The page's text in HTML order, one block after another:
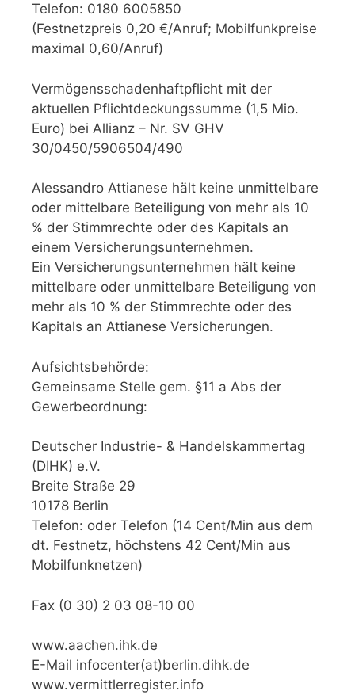
Telefon: 0180 6005850
(Festnetzpreis 0,20 €/Anruf; Mobilfunkpreise
maximal 0,60/Anruf)
Vermögensschadenhaftpflicht mit der
aktuellen Pflichtdeckungssumme (1,5 Mio.
Euro) bei Allianz – Nr. SV GHV
30/0450/5906504/490
Alessandro Attianese hält keine unmittelbare
oder mittelbare Beteiligung von mehr als 10
% der Stimmrechte oder des Kapitals an
einem Versicherungsunternehmen.
Ein Versicherungsunternehmen hält keine
mittelbare oder unmittelbare Beteiligung von
mehr als 10 % der Stimmrechte oder des
Kapitals an Attianese Versicherungen.
Aufsichtsbehörde:
Gemeinsame Stelle gem. §11 a Abs der
Gewerbeordnung:
Deutscher Industrie- & Handelskammertag
(DIHK) e.V.
Breite Straße 29
10178 Berlin
Telefon: oder Telefon (14 Cent/Min aus dem
dt. Festnetz, höchstens 42 Cent/Min aus
Mobilfunknetzen)
Fax (0 30) 2 03 08-10 00
www.aachen.ihk.de
E-Mail infocenter(at)berlin.dihk.de
www.vermittlerregister.info